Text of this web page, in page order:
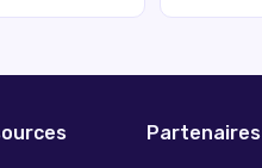
Partenaires